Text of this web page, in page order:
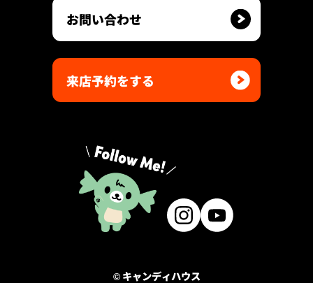
お問い合わせ
来店予約をする
© キャンディハウス